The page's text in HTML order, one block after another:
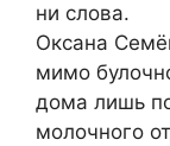
ни слова.
Оксана
мимо
дома лишь
молочного